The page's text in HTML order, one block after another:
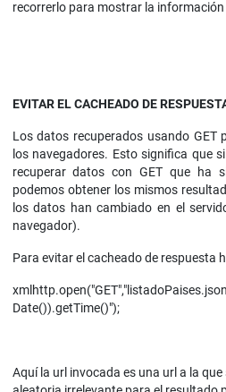
recorrerlo para mostrar la
EVITAR EL CACHEADO DE
Los datos recuperados usando GET
los navegadores. Esto significa que
recuperar datos con GET que ha
podemos obtener los mismos
los datos han cambiado en el
navegador).
Para evitar el cacheado de respuesta
Date()).getTime()");
Aquí la url invocada es una url a la